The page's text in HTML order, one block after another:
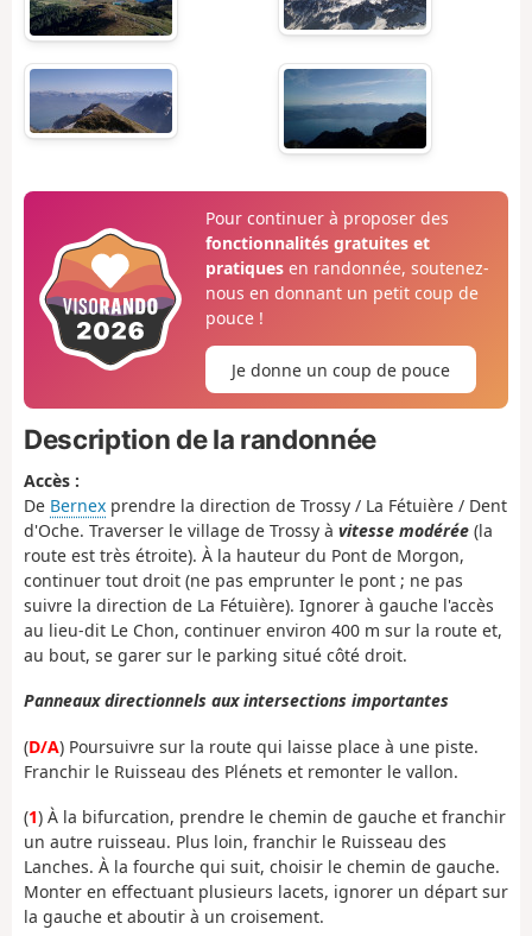
Pour continuer à proposer des
fonctionnalités gratuites et
pratiquesen randonnée, soutenez-
nous en donnant un petit coup de
pouce !
Je donne un coup de pouce
Description de la randonnée
Accès :
De Bernex prendre la direction de Trossy / La Fétuière / Dent
d'Oche. Traverser le village de Trossy à vitesse modérée (la
route est très étroite). À la hauteur du Pont de Morgon,
continuer tout droit (ne pas emprunter le pont ; ne pas
suivre la direction de La Fétuière). Ignorer à gauche l'accès
au lieu-dit Le Chon, continuer environ 400 m sur la route et,
au bout, se garer sur le parking situé côté droit.
Panneaux directionnels aux intersections importantes
(D/A) Poursuivre sur la route qui laisse place à une piste.
Franchir le Ruisseau des Plénets et remonter le vallon.
(1) À la bifurcation, prendre le chemin de gauche et franchir
un autre ruisseau. Plus loin, franchir le Ruisseau des
Lanches. À la fourche qui suit, choisir le chemin de gauche.
Monter en effectuant plusieurs lacets, ignorer un départ sur
la gauche et aboutir à un croisement.